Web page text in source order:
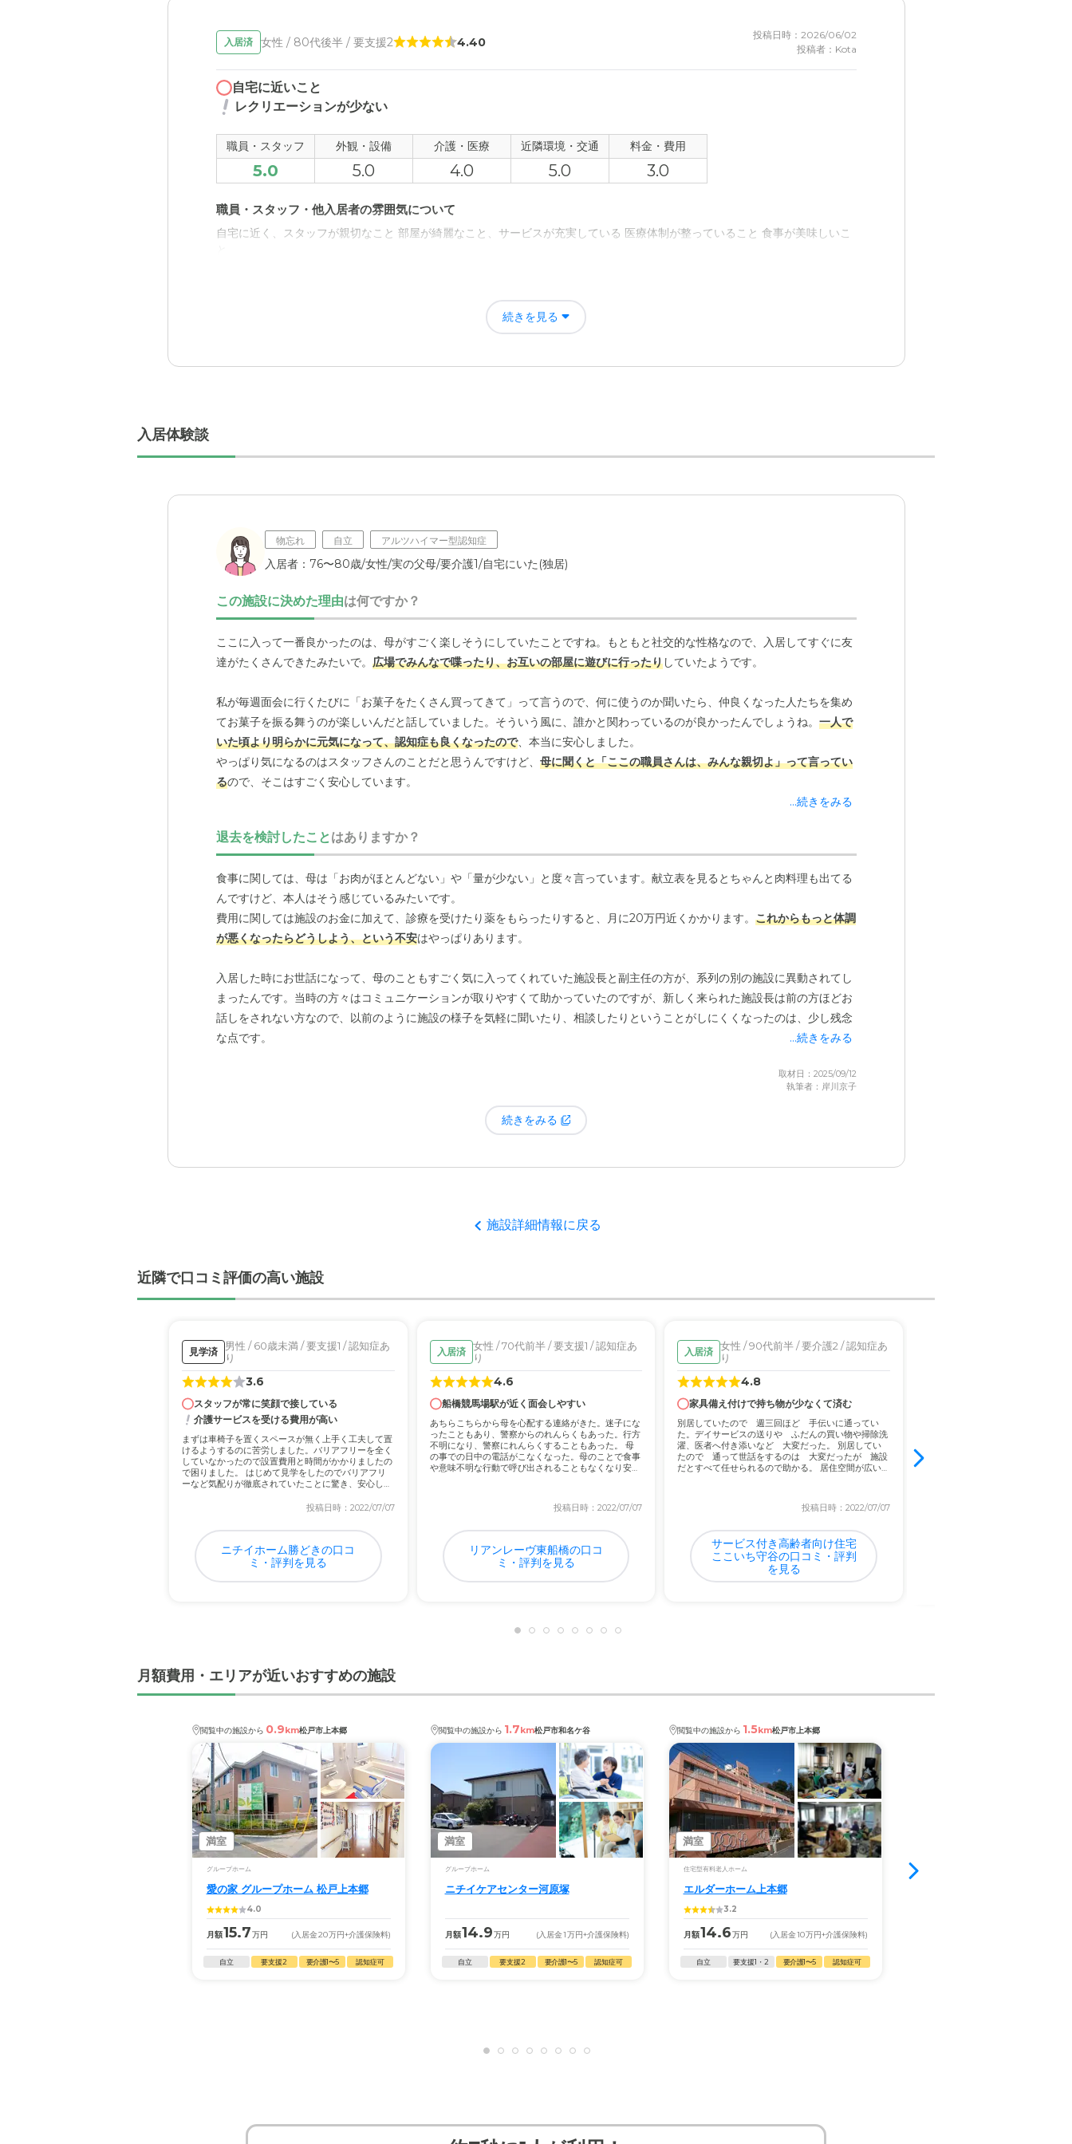
入居済 女性 / 80代後半 / 要支援2 4.40
投稿日時：2026/06/02
投稿者：Kota
自宅に近いこと
レクリエーションが少ない
職員・スタッフ 外観・設備 介護・医療 近隣環境・交通 料金・費用
5.0 5.0 4.0 5.0 3.0
職員・スタッフ・他入居者の雰囲気について
自宅に近く、スタッフが親切なこと 部屋が綺麗なこと、サービスが充実している 医療体制が整っていること 食事が美味しいこ
食事の時間以外自由ですが、部屋にこもってしまうので、体験型のレクリエーションなどがあると良いと思います。
続きを見る
入居体験談
物忘れ 自立 アルツハイマー型認知症
入居者：76〜80歳/女性/実の父母/要介護1/自宅にいた(独居)
この施設に決めた理由は何ですか？
ここに入って一番良かったのは、母がすごく楽しそうにしていたことですね。もともと社交的な性格なので、入居してすぐに友
達がたくさんできたみたいで。 広場でみんなで喋ったり、お互いの部屋に遊びに行ったりしていたようです。
私が毎週面会に行くたびに「お菓子をたくさん買ってきて」って言うので、何に使うのか聞いたら、仲良くなった人たちを集め
てお菓子を振る舞うのが楽しいんだと話していました。そういう風に、誰かと関わっているのが良かったんでしょうね。 一人で
いた頃より明らかに元気になって、認知症も良くなったので、本当に安心しました。
やっぱり気になるのはスタッフさんのことだと思うんですけど、 母に聞くと「ここの職員さんは、みんな親切よ」って言ってい
るので、そこはすごく安心しています。
居当初にお世話になった施設長さんたちが異動してしまったのは少し残念でしたけど、今のスタッフさんも親切にしてくださっ
ここにして良かったと改めて思う理由の一つが、この施設の清潔感です。見学の時に他の施設もいくつか見て回ったからこそ、
その違いは歴然でした。母が毎日長い時間を過ごす場所だからこそ、衛生的で快適な環境は私たちにとって譲れないポイントで
した。できたばかりで綺麗だったこの施設を選んだことは、本当に正解だったと感じています。
...続きをみる
退去を検討したことはありますか？
食事に関しては、母は「お肉がほとんどない」や「量が少ない」と度々言っています。献立表を見るとちゃんと肉料理も出てる
んですけど、本人はそう感じているみたいです。
費用に関しては施設のお金に加えて、診療を受けたり薬をもらったりすると、月に20万円近くかかります。 これからもっと体調
が悪くなったらどうしよう、という不安はやっぱりあります。
入居した時にお世話になって、母のこともすごく気に入ってくれていた施設長と副主任の方が、系列の別の施設に異動されてし
まったんです。当時の方々はコミュニケーションが取りやすくて助かっていたのですが、新しく来られた施設長は前の方ほどお
話しをされない方なので、以前のように施設の様子を気軽に聞いたり、相談したりということがしにくくなったのは、少し残念
な点です。
...続きをみる
取材日：2025/09/12
執筆者：岸川京子
続きをみる
施設詳細情報に戻る
近隣で口コミ評価の高い施設
見学済
男性 / 60歳未満 / 要支援1 / 認知症あ
り
3.6
スタッフが常に笑顔で接している
介護サービスを受ける費用が高い
まずは車椅子を置くスペースが無く上手く工夫して置
けるようするのに苦労しました。バリアフリーを全く
していなかったので設置費用と時間がかかりましたの
で困りました。 はじめて見学をしたのでバリアフリ
ーなど気配りが徹底されていたことに驚き、安心しま
投稿日時：2022/07/07
ニチイホーム勝どきの口コ
ミ・評判を見る
入居済
女性 / 70代前半 / 要支援1 / 認知症あ
り
4.6
船橋競馬場駅が近く面会しやすい
あちらこちらから母を心配する連絡がきた。迷子にな
ったこともあり、警察からのれんらくもあった。行方
不明になり、警察にれんらくすることもあった。 母
の事での日中の電話がこなくなった。母のことで食事
や意味不明な行動で呼び出されることもなくなり安心
投稿日時：2022/07/07
リアンレーヴ東船橋の口コ
ミ・評判を見る
入居済 女性 / 90代前半 / 要介護2 / 認知症あ
り
4.8
家具備え付けで持ち物が少なくて済む
別居していたので 週三回ほど 手伝いに通ってい
た。デイサービスの送りや ふだんの買い物や掃除洗
濯、医者へ付き添いなど 大変だった。 別居してい
たので 通って世話をするのは 大変だったが 施設
だとすべて任せられるので助かる。 居住空間が広い
投稿日時：2022/07/07
サービス付き高齢者向け住宅
ここいち守谷の口コミ・評判
を見る
月額費用・エリアが近いおすすめの施設
閲覧中の施設から 0.9km松戸市上本郷
満室
グループホーム
愛の家 グループホーム 松戸上本郷
4.0
月額15.7万円 (入居金20万円+介護保険料)
自立 要支援2 要介護1〜5 認知症可
閲覧中の施設から 1.7km松戸市和名ケ谷
満室
グループホーム
ニチイケアセンター河原塚
月額14.9万円 (入居金1万円+介護保険料)
自立 要支援2 要介護1〜5 認知症可
閲覧中の施設から 1.5km松戸市上本郷
満室
住宅型有料老人ホーム
エルダーホーム上本郷
3.2
月額14.6万円 (入居金10万円+介護保険料)
自立 要支援1・2 要介護1〜5 認知症可